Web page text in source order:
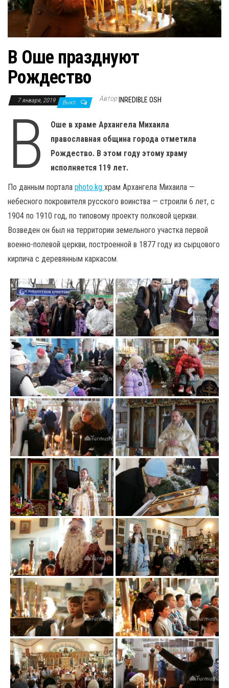
а
В Оше празднуют
Рождество
7 января, 2019 Выкл. Автор INREDIBLE OSH
В
Оше в храме Архангела Михаила
православная община города отметила
Рождество. В этом году этому храму
исполняется 119 лет.
По данным портала photo.kg храм Архангела Михаила —
небесного покровителя русского воинства — строили 6 лет, с
1904 по 1910 год, по типовому проекту полковой церкви.
Возведен он был на территории земельного участка первой
военно-полевой церкви, построенной в 1877 году из сырцового
кирпича с деревянным каркасом.